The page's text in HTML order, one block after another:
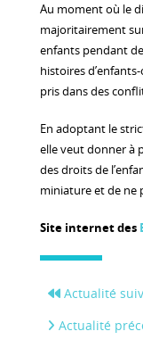
Au moment où le
majoritairement
enfants pendant
histoires
pris dans des
En adoptant le
elle veut donner à
des droits de
miniature et de ne
Site internet des
Actualité
Actualité